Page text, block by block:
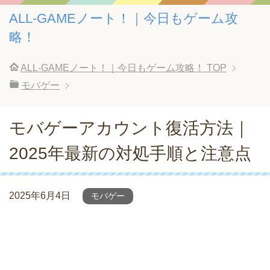
ALL-GAMEノート！｜今日もゲーム攻
略！
ALL-GAMEノート！｜今日もゲーム攻略！
TOP
モバゲー
モバゲーアカウント復活方法｜
2025年最新の対処手順と注意点
2025年6月4日 モバゲー